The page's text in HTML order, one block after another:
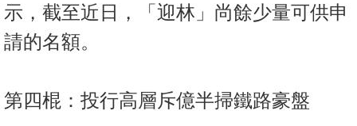
示，截至近日，「迎林」尚餘少量可供申
請的名額。
第四棍：投行高層斥億半掃鐵路豪盤